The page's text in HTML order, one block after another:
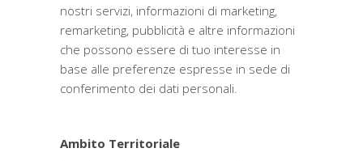
nostri servizi, informazioni di marketing,
remarketing, pubblicità e altre informazioni
che possono essere di tuo interesse in
base alle preferenze espresse in sede di
conferimento dei dati personali.
Ambito Territoriale